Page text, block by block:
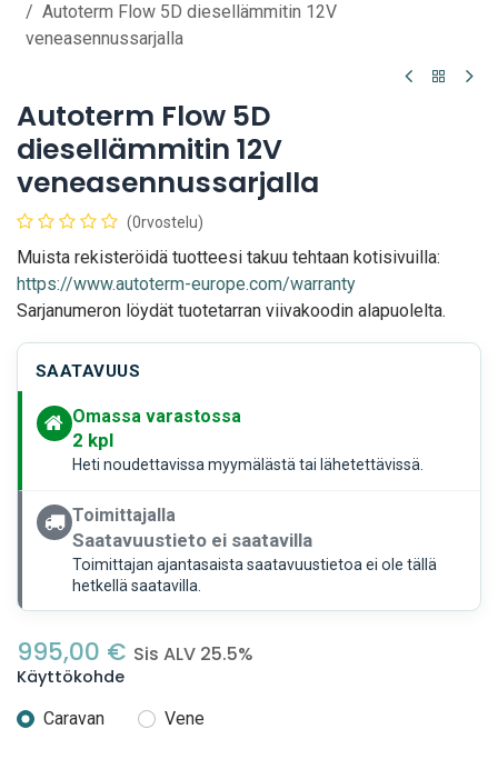
Autoterm Flow 5D diesellämmitin 12V
veneasennussarjalla
Autoterm Flow 5D
diesellämmitin 12V
veneasennussarjalla
(0rvostelu)
Muista rekisteröidä tuotteesi takuu tehtaan kotisivuilla:
https://www.autoterm-europe.com/warranty
Sarjanumeron löydät tuotetarran viivakoodin alapuolelta.
SAATAVUUS
Omassa varastossa
2 kpl
Heti noudettavissa myymälästä tai lähetettävissä.
Toimittajalla
Saatavuustieto ei saatavilla
Toimittajan ajantasaista saatavuustietoa ei ole tällä
hetkellä saatavilla.
995,00 € Sis ALV 25.5%
Käyttökohde
Caravan Vene